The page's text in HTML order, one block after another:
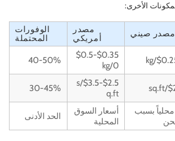
الأخرى:
مصدر صيني
مصدر
أمريكي
الوفورات
المحتملة
$0.35-$0.5
0/kg
40-50%
$2.5-$3.5/s
q.ft
30-45%
بسبب
أسعار السوق
المحلية
الحد الأدنى